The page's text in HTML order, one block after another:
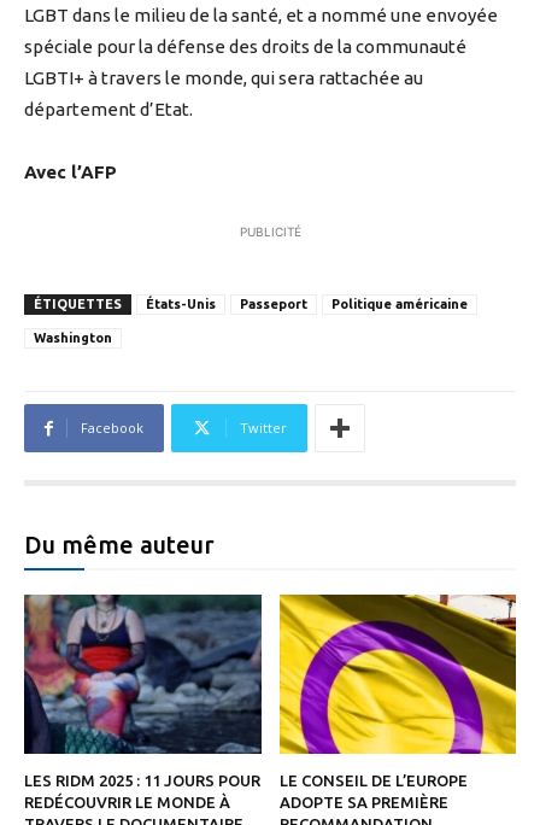
LGBT dans le milieu de la santé, et a nommé une envoyée
spéciale pour la défense des droits de la communauté
LGBTI+ à travers le monde, qui sera rattachée au
département d’Etat.
Avec l’AFP
PUBLICITÉ
ÉTIQUETTES États-Unis Passeport Politique américaine
Washington
Facebook Twitter
Du même auteur
LES RIDM 2025 : 11 JOURS POUR
REDÉCOUVRIR LE MONDE À
LE CONSEIL DE L’EUROPE
ADOPTE SA PREMIÈRE